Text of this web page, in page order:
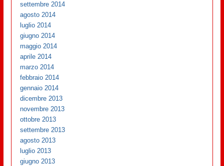
settembre 2014
agosto 2014
luglio 2014
giugno 2014
maggio 2014
aprile 2014
marzo 2014
febbraio 2014
gennaio 2014
dicembre 2013
novembre 2013
ottobre 2013
settembre 2013
agosto 2013
luglio 2013
giugno 2013